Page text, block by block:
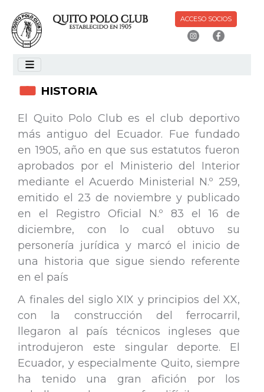
ACCESO SOCIOS
HISTORIA
El Quito Polo Club es el club deportivo
más antiguo del Ecuador. Fue fundado
en 1905, año en que sus estatutos fueron
aprobados por el Ministerio del Interior
mediante el Acuerdo Ministerial N.º 259,
emitido el 23 de noviembre y publicado
en el Registro Oficial N.º 83 el 16 de
diciembre, con lo cual obtuvo su
personería jurídica y marcó el inicio de
una historia que sigue siendo referente
en el país
A finales del siglo XIX y principios del XX,
con la construcción del ferrocarril,
llegaron al país técnicos ingleses que
introdujeron este singular deporte. El
Ecuador, y especialmente Quito, siempre
ha tenido una gran afición por los